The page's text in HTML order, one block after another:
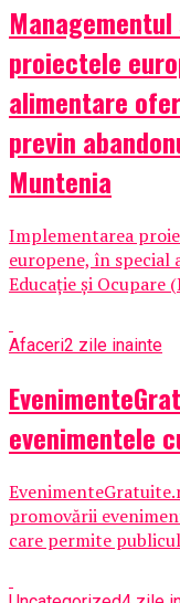
proiectele
alimentare
previn
Muntenia
Implementarea
europene, în
Educație și Ocupare
Afaceri2 zile inainte
evenimentele
promovării
care permite